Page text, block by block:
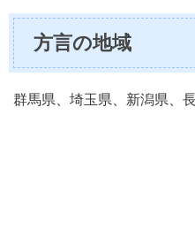
方言の地域
群馬県、埼玉県、新潟県、